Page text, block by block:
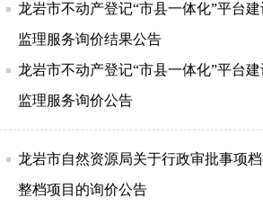
龙岩市不动产登记“市县一体化”平台
监理服务询价结果公告
龙岩市不动产登记“市县一体化”平台
监理服务询价公告
龙岩市自然资源局关于行政审批事项
整档项目的询价公告